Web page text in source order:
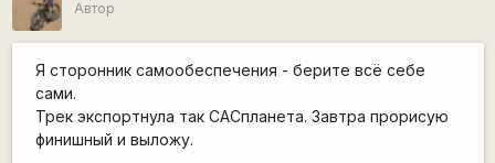
Автор
Я сторонник самообеспечения - берите всё себе
сами.
Трек экспортнула так САСпланета. Завтра прорисую
финишный и выложу.